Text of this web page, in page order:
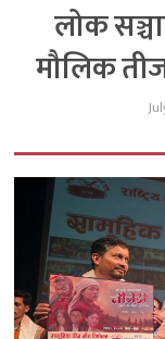
लोक
मौलिक